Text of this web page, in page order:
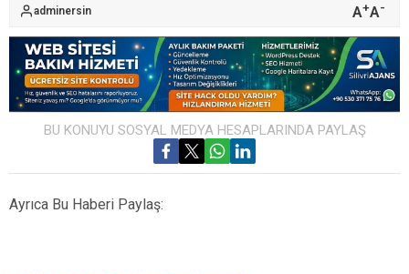
adminersin
A+A-
BU KONUYU SOSYAL MEDYA HESAPLARINDA PAYLAŞ
Ayrıca Bu Haberi Paylaş: